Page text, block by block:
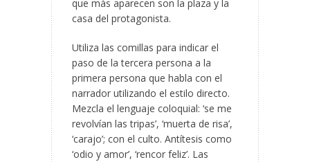
que más aparecen son la plaza y la
casa del protagonista.
Utiliza las comillas para indicar el
paso de la tercera persona a la
primera persona que habla con el
narrador utilizando el estilo directo.
Mezcla el lenguaje coloquial: ‘se me
revolvían las tripas’, ‘muerta de risa’,
‘carajo’; con el culto. Antítesis como
‘odio y amor’, ‘rencor feliz’. Las